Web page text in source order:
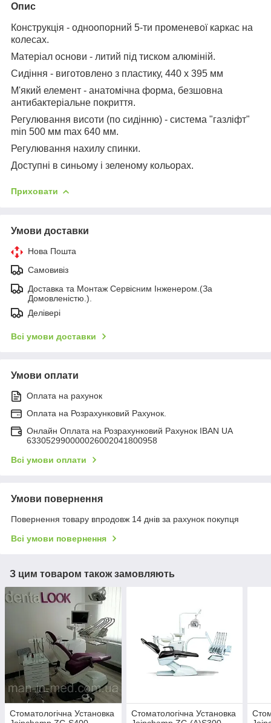
Опис
Конструкція - одноопорний 5-ти променевої каркас на
колесах.
Матеріал основи - литий під тиском алюміній.
Сидіння - виготовлено з пластику, 440 х 395 мм
М'який елемент - анатомічна форма, безшовна
антибактеріальне покриття.
Регулювання висоти (по сидінню) - система "газліфт"
min 500 мм max 640 мм.
Регулювання нахилу спинки.
Доступні в синьому і зеленому кольорах.
Приховати
Умови доставки
Нова Пошта
Самовивіз
Доставка та Монтаж Сервісним Інженером.(За
Домовленістю.).
Делівері
Всі умови доставки
Умови оплати
Оплата на рахунок
Оплата на Розрахунковий Рахунок.
Онлайн Оплата на Розрахунковий Рахунок IBAN UA
633052990000026002041800958
Всі умови оплати
Умови повернення
Повернення товару впродовж 14 днів за рахунок покупця
Всі умови повернення
З цим товаром також замовляють
Стоматологічна Установка
Стоматологічна Установка